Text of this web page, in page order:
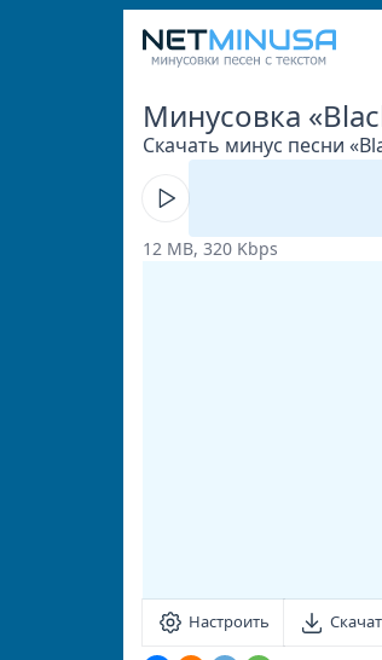
Минусовка
Скачать минус песни
12 MB, 320 Kbps
Настроить